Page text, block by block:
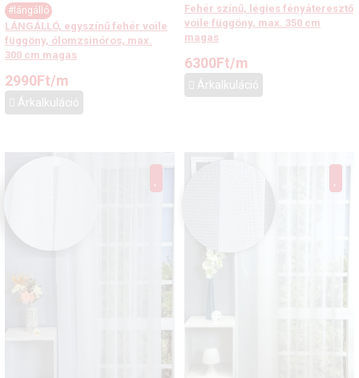
#lángálló
LÁNGÁLLÓ, egyszínű fehér voile
függöny, ólomzsinóros, max.
300 cm magas
2990Ft/m
Árkalkuláció
Fehér színű, légies fényáteresztő
voile függöny, max. 350 cm
magas
6300Ft/m
Árkalkuláció